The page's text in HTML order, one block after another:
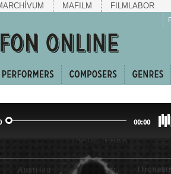
MAFILM FILMLABOR
00:00